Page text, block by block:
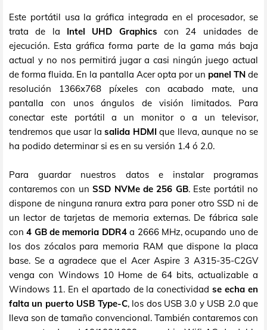
Este portátil usa la gráfica integrada en el procesador, se
trata de la Intel UHD Graphics con 24 unidades de
ejecución. Esta gráfica forma parte de la gama más baja
actual y no nos permitirá jugar a casi ningún juego actual
de forma fluida. En la pantalla Acer opta por un panel TN de
resolución 1366x768 píxeles con acabado mate, una
pantalla con unos ángulos de visión limitados. Para
conectar este portátil a un monitor o a un televisor,
tendremos que usar la salida HDMIque lleva, aunque no se
ha podido determinar si es en su versión 1.4 ó 2.0.
Para guardar nuestros datos e instalar programas
contaremos con unSSD NVMe de 256 GB. Este portátil no
dispone de ninguna ranura extra para poner otro SSD ni de
un lector de tarjetas de memoria externas. De fábrica sale
con4 GB de memoria DDR4a 2666 MHz, ocupando uno de
los dos zócalos para memoria RAM que dispone la placa
base. Se a agradece que el Acer Aspire 3 A315-35-C2GV
venga con Windows 10 Home de 64 bits, actualizable a
Windows 11. En el apartado de la conectividadse echa en
falta un puerto USB Type-C, los dos USB 3.0 y USB 2.0 que
lleva son de tamaño convencional. También contaremos con